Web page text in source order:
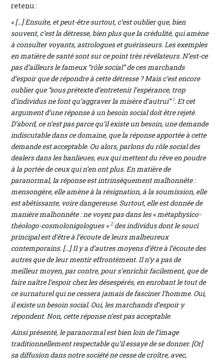
retenu :
« [...] Ensuite, et peut-être surtout, c’est oublier que, bien
souvent, c’est la détresse, bien plus que la crédulité, qui amène
à consulter voyants, astrologues et guérisseurs. Les exemples
en matière de santé sont sur ce point très révélateurs. N’est-ce
pas d’ailleurs le fameux “rôle social” de ces marchands
d’espoir que de répondre à cette détresse ? Mais c’est encore
oublier que “sous prétexte d’entretenir l’espérance, trop
d’individus ne font qu’aggraver la misère d’autrui” 1. Et cet
argument d’une réponse à un besoin social doit être rejeté.
D’abord, ce n’est pas parce qu’il existe un besoin, une demande
indiscutable dans ce domaine, que la réponse apportée à cette
demande est acceptable. Ou alors, parlons du rôle social des
dealers dans les banlieues, eux qui mettent du rêve en poudre
à la portée de ceux qui n’en ont plus. En matière de
paranormal, la réponse est intrinsèquement malhonnête :
mensongère, elle amène à la résignation, à la soumission, elle
est abêtissante, voire dangereuse. Surtout, elle est donnée de
manière malhonnête : ne voyez pas dans les « métaphysico-
théologo-cosmolonigologues » 2des individus dont le souci
principal est d’être à l’écoute de leurs malheureux
contemporains. [...] Il y a d’autres moyens d’être à l’écoute des
autres que de leur mentir effrontément. Il n’y a pas de
meilleur moyen, par contre, pour s’enrichir facilement, que de
faire naître l’espoir chez les désespérés, en enrobant le tout de
ce surnaturel qui ne cessera jamais de fasciner l’homme. Oui,
il existe un besoin social. Oui, les marchands d’espoir y
répondent. Non, cette réponse n’est pas acceptable.
Ainsi présenté, le paranormal est bien loin de l’image
traditionnellement respectable qu’il essaye de se donner. [Or]
sa diffusion dans notre société ne cesse de croître, avec,